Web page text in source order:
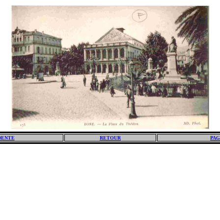
RETOUR